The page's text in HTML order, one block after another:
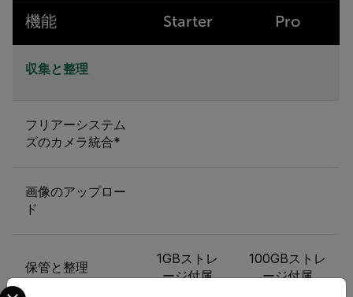
機能 Starter Pro
収集と整理
フリアーシステム
ズのカメラ統合*
画像のアップロー
ド
保管と整理
1GBストレ
ージ付属
100GBストレ
ージ付属
Select your preferred country and language from the